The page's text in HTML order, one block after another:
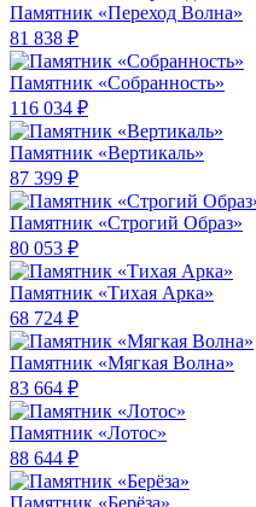
Памятник «Переход Волна»
81 838 ₽
Памятник «Собранность»
116 034 ₽
Памятник «Вертикаль»
87 399 ₽
Памятник «Строгий Образ»
80 053 ₽
Памятник «Тихая Арка»
68 724 ₽
Памятник «Мягкая Волна»
83 664 ₽
Памятник «Лотос»
88 644 ₽
Памятник «Берёза»